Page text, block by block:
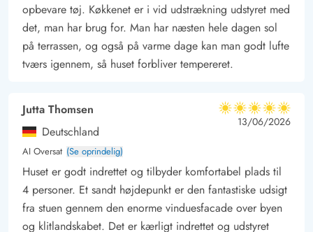
på Ringkøbing Fjord. Er I til en lidt mere stille ferie, så er der
også mulighed for shopping i de lokale butikker. Dagen kan
afsluttes med restaurantbesøg med udsigt til slusen – hvis I da
ikke har fanget jeres egen fisk, som skal tilberedes på grillen.
opbevare tøj. Køkkenet er i vid udstrækning udstyret med
det, man har brug for. Man har næsten hele dagen sol
på terrassen, og også på varme dage kan man godt lufte
tværs igennem, så huset forbliver tempereret.
Jutta Thomsen
Deutschland
AI Oversat (Se oprindelig)
5 ud af 5
5 ud af 5
5 out of 5
13/06/2026
Huset er godt indrettet og tilbyder komfortabel plads til
4 personer. Et sandt højdepunkt er den fantastiske udsigt
fra stuen gennem den enorme vinduesfacade over byen
og klitlandskabet. Det er kærligt indrettet og udstyret